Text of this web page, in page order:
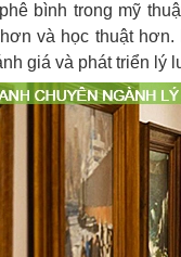
bình trong mỹ
và học thuật
giá và phát triển lý